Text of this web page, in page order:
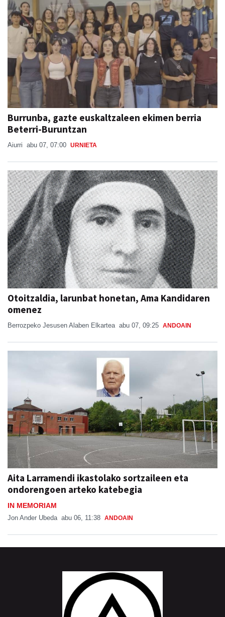
Burrunba, gazte euskaltzaleen ekimen berria
Beterri-Buruntzan
Aiurri abu 07, 07:00 URNIETA
Otoitzaldia, larunbat honetan, Ama Kandidaren
omenez
Berrozpeko Jesusen Alaben Elkartea abu 07, 09:25 ANDOAIN
Aita Larramendi ikastolako sortzaileen eta
ondorengoen arteko katebegia
IN MEMORIAM
Jon Ander Ubeda abu 06, 11:38 ANDOAIN